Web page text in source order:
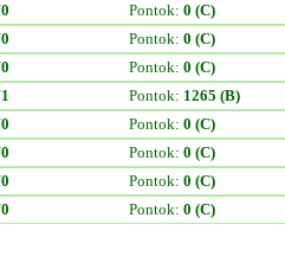
0 Pontok: 0 (C)
0 Pontok: 0 (C)
0 Pontok: 0 (C)
1 Pontok: 1265 (B)
0 Pontok: 0 (C)
0 Pontok: 0 (C)
0 Pontok: 0 (C)
0 Pontok: 0 (C)